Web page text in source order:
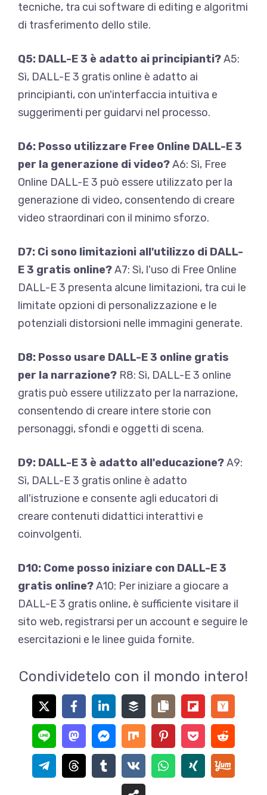
tecniche, tra cui software di editing e algoritmi
di trasferimento dello stile.
Q5: DALL-E 3 è adatto ai principianti?A5:
Sì, DALL-E 3 gratis online è adatto ai
principianti, con un'interfaccia intuitiva e
suggerimenti per guidarvi nel processo.
D6: Posso utilizzare Free Online DALL-E 3
per la generazione di video?A6: Sì, Free
Online DALL-E 3 può essere utilizzato per la
generazione di video, consentendo di creare
video straordinari con il minimo sforzo.
D7: Ci sono limitazioni all'utilizzo di DALL-
E 3 gratis online?A7: Sì, l'uso di Free Online
DALL-E 3 presenta alcune limitazioni, tra cui le
limitate opzioni di personalizzazione e le
potenziali distorsioni nelle immagini generate.
D8: Posso usare DALL-E 3 online gratis
per la narrazione? R8: Sì, DALL-E 3 online
gratis può essere utilizzato per la narrazione,
consentendo di creare intere storie con
personaggi, sfondi e oggetti di scena.
D9: DALL-E 3 è adatto all'educazione?A9:
Sì, DALL-E 3 gratis online è adatto
all'istruzione e consente agli educatori di
creare contenuti didattici interattivi e
coinvolgenti.
D10: Come posso iniziare con DALL-E 3
gratis online?A10: Per iniziare a giocare a
DALL-E 3 gratis online, è sufficiente visitare il
sito web, registrarsi per un account e seguire le
esercitazioni e le linee guida fornite.
Condividetelo con il mondo intero!